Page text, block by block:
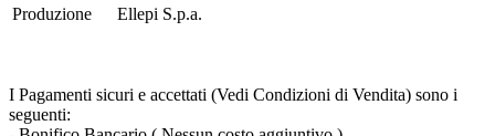
Produzione
Ellepi S.p.a.
I Pagamenti sicuri e accettati (Vedi Condizioni di Vendita) sono i
seguenti: